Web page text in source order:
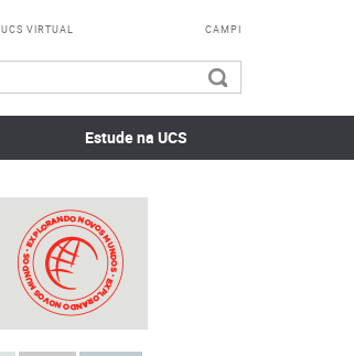
UCS VIRTUAL CAMPI
Estude na UCS